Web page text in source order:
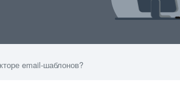
email-шаблонов?